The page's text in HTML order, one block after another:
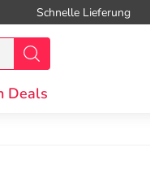
Schnelle Lieferung
Deals